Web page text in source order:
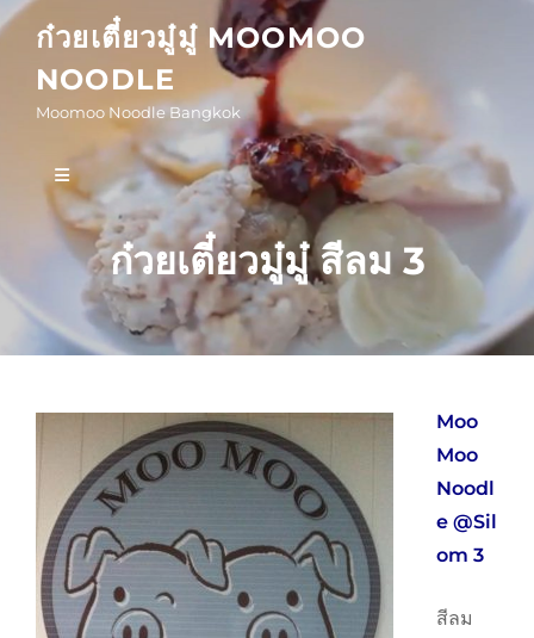
Skip
content
ก๋วยเตี๋ยวมู๋มู๋ MOOMOO
NOODLE
Moomoo Noodle Bangkok
ก๋วยเตี๋ยวมู๋มู๋ สีลม 3
Moo
Moo
Noodl
e @Sil
om 3
สีลม